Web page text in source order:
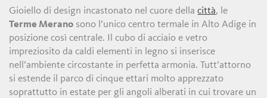
Gioiello di design incastonato nel cuore dellacittà, le
Terme Merano sono l’unico centro termale in Alto Adige in
posizione così centrale. Il cubo di acciaio e vetro
impreziosito da caldi elementi in legno si inserisce
nell’ambiente circostante in perfetta armonia. Tutt’attorno
si estende il parco di cinque ettari molto apprezzato
soprattutto in estate per gli angoli alberati in cui trovare un